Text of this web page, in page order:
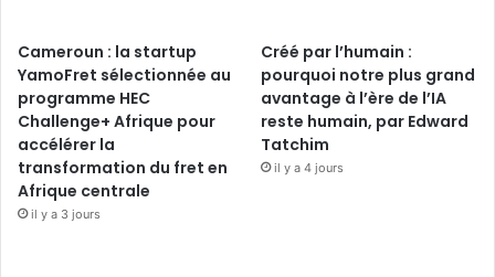
Cameroun : la startup
YamoFret sélectionnée au
programme HEC
Challenge+ Afrique pour
accélérer la
transformation du fret en
Afrique centrale
il y a 3 jours
Créé par l’humain :
pourquoi notre plus grand
avantage à l’ère de l’IA
reste humain, par Edward
Tatchim
il y a 4 jours